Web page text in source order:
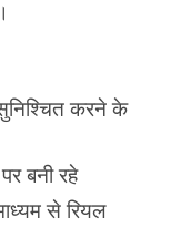
करने के
बनी रहे
से रियल